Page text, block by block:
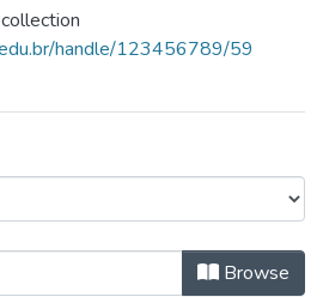
handle/123456789/59
by Author
Browse